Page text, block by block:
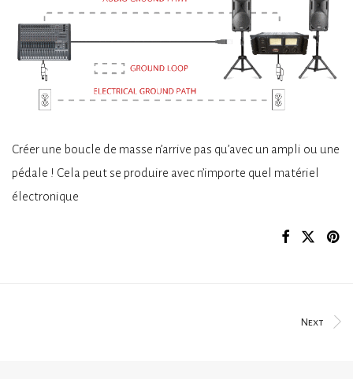
Créer une boucle de masse n’arrive pas qu’avec un ampli ou une
pédale ! Cela peut se produire avec n’importe quel matériel
électronique
Next